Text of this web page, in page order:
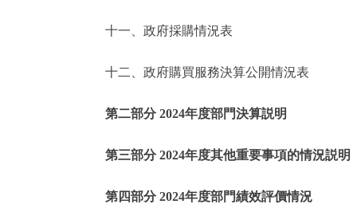
北京概況
綠色北京
ENGLISH
十一、政府採購情況表
十二、政府購買服務決算公開情況表
第二部分 2024年度部門決算説明
第三部分 2024年度其他重要事項的情況説明
第四部分 2024年度部門績效評價情況